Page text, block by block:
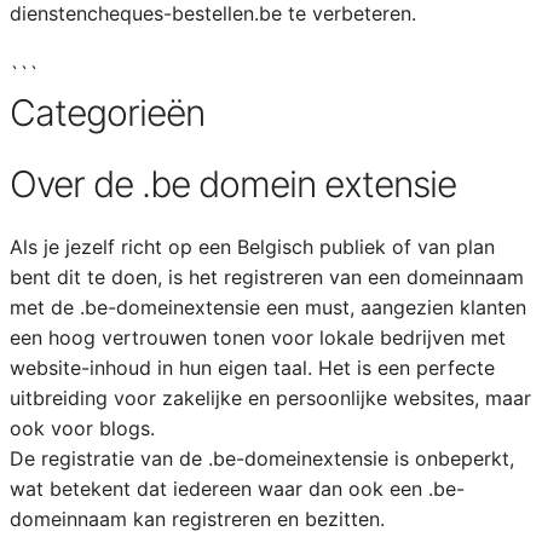
dienstencheques-bestellen.be te verbeteren.
```
Categorieën
Over de .be domein extensie
Als je jezelf richt op een Belgisch publiek of van plan
bent dit te doen, is het registreren van een domeinnaam
met de .be-domeinextensie een must, aangezien klanten
een hoog vertrouwen tonen voor lokale bedrijven met
website-inhoud in hun eigen taal. Het is een perfecte
uitbreiding voor zakelijke en persoonlijke websites, maar
ook voor blogs.
De registratie van de .be-domeinextensie is onbeperkt,
wat betekent dat iedereen waar dan ook een .be-
domeinnaam kan registreren en bezitten.